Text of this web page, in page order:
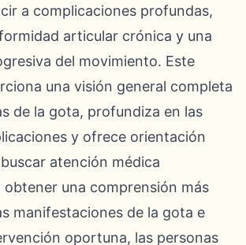
a complicaciones profundas,
articular crónica y una
del movimiento. Este
una visión general completa
de la gota, profundiza en las
y ofrece orientación
atención médica
obtener una comprensión más
manifestaciones de la gota e
oportuna, las personas